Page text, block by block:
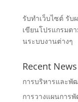
รับทำเว็บไซต์ รับ
เขียนโปรแกรมต
นระบบงานต่างๆ
Recent News
การบริหารและพั
การวางแผนการ